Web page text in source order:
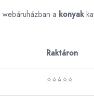
webáruházban a konyak
Raktáron
⭐⭐⭐⭐⭐